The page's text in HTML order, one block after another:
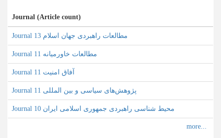
Journal (Article count)
Journal مطالعات راهبردی جهان اسلام 13
Journal مطالعات خاورمیانه 11
Journal آفاق امنیت 11
Journal پژوهش‌های سیاسی و بین المللی 11
Journal محیط شناسی راهبردی جمهوری اسلامی ایران 10